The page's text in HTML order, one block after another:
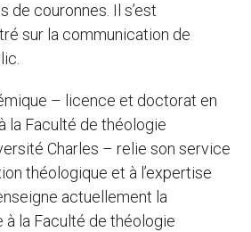
de couronnes. Il s’est
sur la communication de
– licence et doctorat en
la Faculté de théologie
Charles – relie son service
théologique et à l’expertise
actuellement la
la Faculté de théologie